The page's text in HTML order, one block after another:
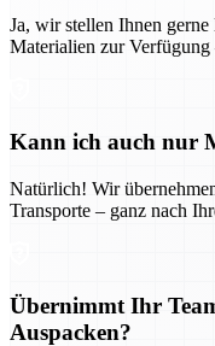
Ja, wir stellen Ihnen
Materialien zur
Kann ich auch nur
Natürlich! Wir
Transporte – ganz nach
Übernimmt Ihr
Auspacken?